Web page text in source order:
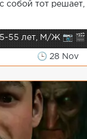
собой тот решает,
55 лет, М/Ж 📷 🎬
🕒 28 Nov